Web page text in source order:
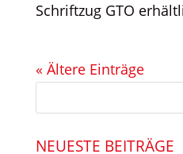
Schriftzug GTO
« Ältere Einträge
NEUESTE BEITRÄGE